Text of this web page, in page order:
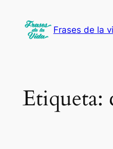
contenido
Frases de la
Etiqueta: